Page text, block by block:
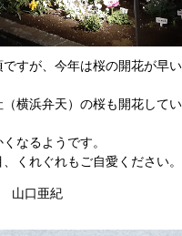
すが、今年は桜の開花が早
横浜弁天）の桜も開花して
なるようです。
くれぐれもご自愛ください。
山口亜紀